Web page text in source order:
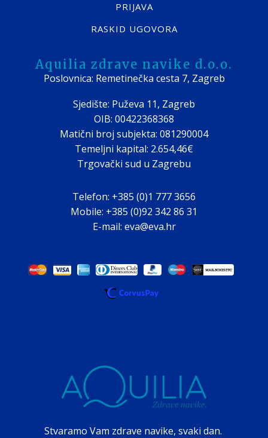
PRIJAVA
RASKID UGOVORA
Aquilia zdrave navike d.o.o.
Poslovnica: Remetinečka cesta 7, Zagreb
Sjedište: Puževa 11, Zagreb
OIB: 00422368368
Matični broj subjekta: 081290004
Temeljni kapital: 2.654,46€
Trgovački sud u Zagrebu
Telefon: +385 (0)1 777 3656
Mobile: +385 (0)92 342 86 31
E-mail: eva@eva.hr
Stvaramo Vam zdrave navike, svaki dan.